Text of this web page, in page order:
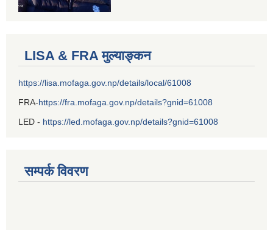
LISA & FRA मुल्याङ्कन
https://lisa.mofaga.gov.np/details/local/61008
FRA-https://fra.mofaga.gov.np/details?gnid=61008
LED - https://led.mofaga.gov.np/details?gnid=61008
सम्पर्क विवरण